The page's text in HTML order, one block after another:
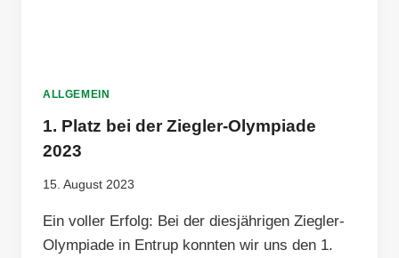
ALLGEMEIN
1. Platz bei der Ziegler-Olympiade
2023
15. August 2023
Ein voller Erfolg: Bei der diesjährigen Ziegler-
Olympiade in Entrup konnten wir uns den 1.